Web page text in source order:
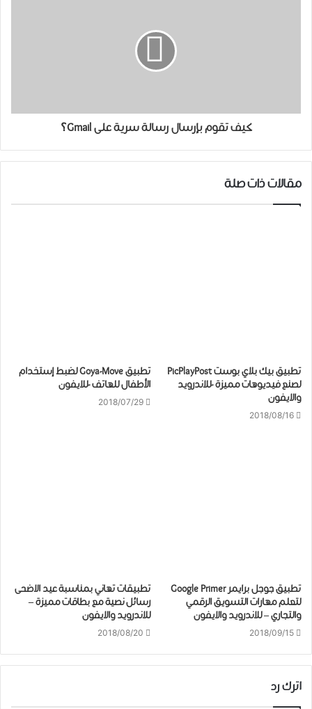
كيف تقوم بإرسال رسالة سرية على Gmail؟
مقالات ذات صلة
تطبيق بيك بلاي بوست PicPlayPost
لصنع فيديوهات مميزة -للاندرويد
والايفون
2018/08/16
تطبيق Goya-Move لضبط إستخدام
الأطفال للهاتف -للايفون
2018/07/29
تطبيق جوجل برايمر Google Primer
لتعلم مهارات التسويق الرقمي
والتجاري – للاندرويد والايفون
2018/09/15
تطبيقات تهاني بمناسبة عيد الاضحى
رسائل نصية مع بطاقات مميزة –
للاندرويد والايفون
2018/08/20
اترك رد